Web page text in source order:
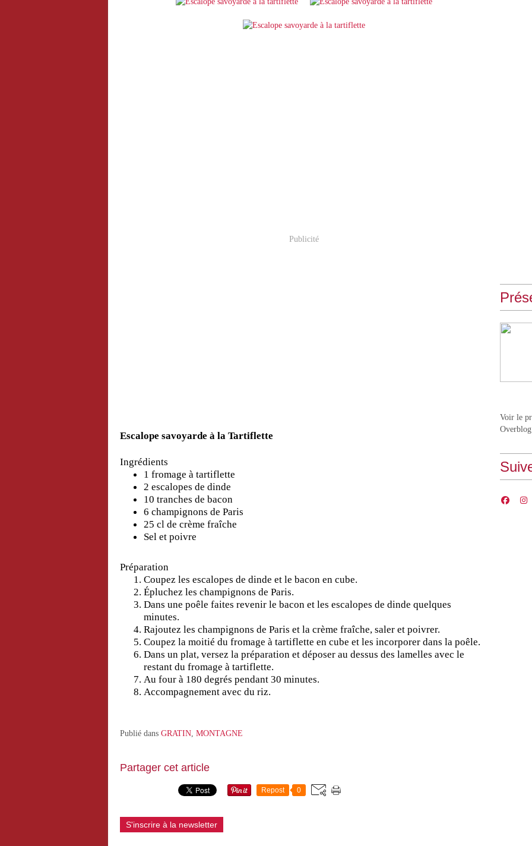
Publicité
Escalope savoyarde à la Tartiflette
Ingrédients
1 fromage à tartiflette
2 escalopes de dinde
10 tranches de bacon
6 champignons de Paris
25 cl de crème fraîche
Sel et poivre
Préparation
Coupez les escalopes de dinde et le bacon en cube.
Épluchez les champignons de Paris.
Dans une poêle faites revenir le bacon et les escalopes de dinde quelques
minutes.
Rajoutez les champignons de Paris et la crème fraîche, saler et poivrer.
Coupez la moitié du fromage à tartiflette en cube et les incorporer dans la poêle.
Dans un plat, versez la préparation et déposer au dessus des lamelles avec le
restant du fromage à tartiflette.
Au four à 180 degrés pendant 30 minutes.
Accompagnement avec du riz.
Publié dans GRATIN MONTAGNE
Partager cet article
Repost 0
S'inscrire à la newsletter
Voir le
Overblog